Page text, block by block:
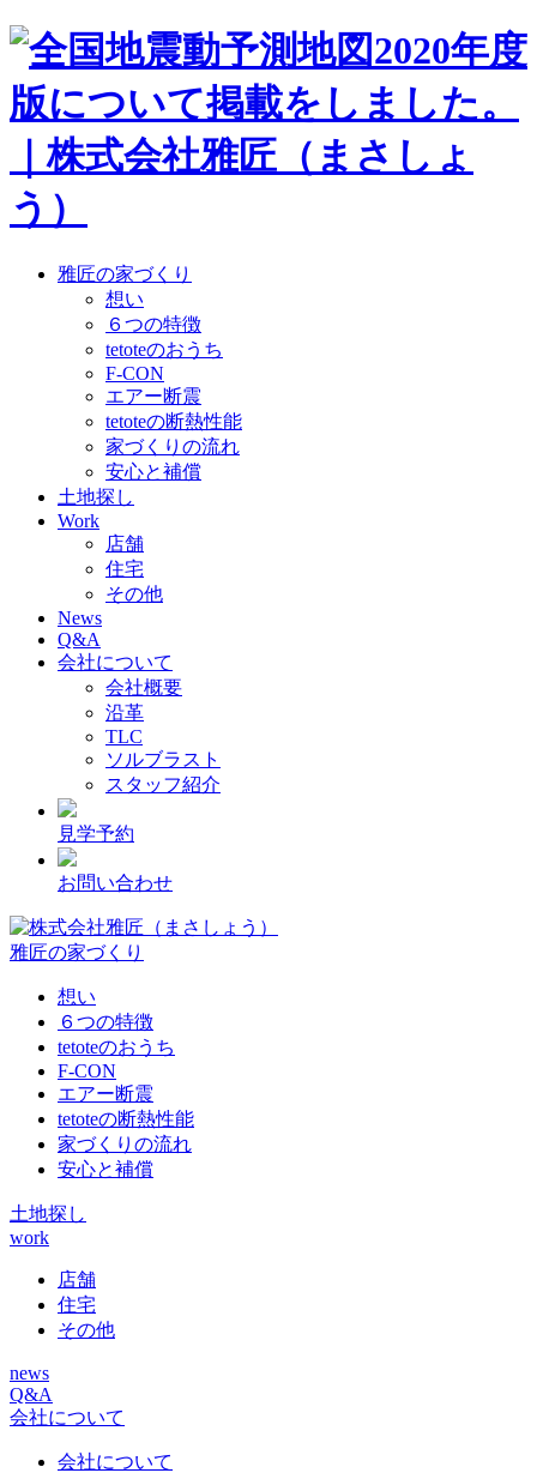
雅匠の家づくり
想い
６つの特徴
tetoteのおうち
F-CON
エアー断震
tetoteの断熱性能
家づくりの流れ
安心と補償
土地探し
Work
店舗
住宅
その他
News
Q&A
会社について
会社概要
沿革
TLC
ソルブラスト
スタッフ紹介
見学予約
お問い合わせ
雅匠の家づくり
想い
６つの特徴
tetoteのおうち
F-CON
エアー断震
tetoteの断熱性能
家づくりの流れ
安心と補償
土地探し
work
店舗
住宅
その他
news
Q&A
会社について
会社について